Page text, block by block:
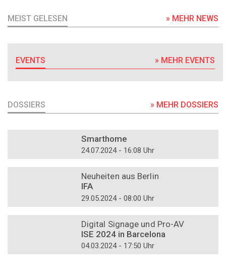
MEIST GELESEN » MEHR NEWS
EVENTS » MEHR EVENTS
DOSSIERS » MEHR DOSSIERS
Smarthome
24.07.2024 - 16:08 Uhr
Neuheiten aus Berlin
IFA
29.05.2024 - 08:00 Uhr
Digital Signage und Pro-AV
ISE 2024 in Barcelona
04.03.2024 - 17:50 Uhr